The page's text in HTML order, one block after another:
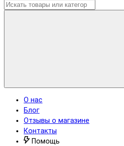
О нас
Блог
Отзывы о магазине
Контакты
Помощь